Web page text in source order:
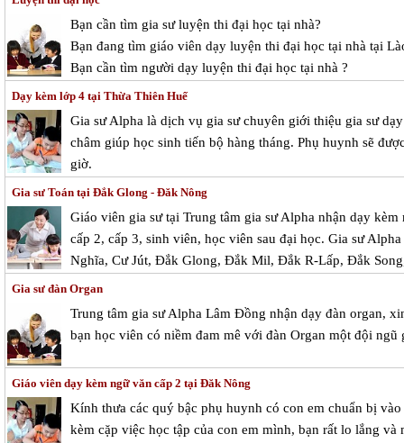
Bạn cần tìm gia sư luyện thi đại học tại nhà?
Bạn đang tìm giáo viên dạy luyện thi đại học tại nhà tại
Bạn cần tìm người dạy luyện thi đại học tại nhà ?
Dạy kèm lớp 4 tại Thừa Thiên Huế
Gia sư Alpha là dịch vụ gia sư chuyên giới thiệu gia sư
châm giúp học sinh tiến bộ hàng tháng. Phụ huynh sẽ
giờ.
Gia sư Toán tại Đắk Glong - Đăk Nông
Giáo viên gia sư tại Trung tâm gia sư Alpha nhận dạy
cấp 2, cấp 3, sinh viên, học viên sau đại học. Gia sư
Nghĩa, Cư Jút, Đắk Glong, Đắk Mil, Đắk R-Lấp, Đắk
Gia sư đàn Organ
Trung tâm gia sư Alpha Lâm Đồng nhận dạy đàn organ,
bạn học viên có niềm đam mê với đàn Organ một đội
Giáo viên dạy kèm ngữ văn cấp 2 tại Đăk Nông
Kính thưa các quý bậc phụ huynh có con em chuẩn bị
kèm cặp việc học tập của con em mình, bạn rất lo lắng